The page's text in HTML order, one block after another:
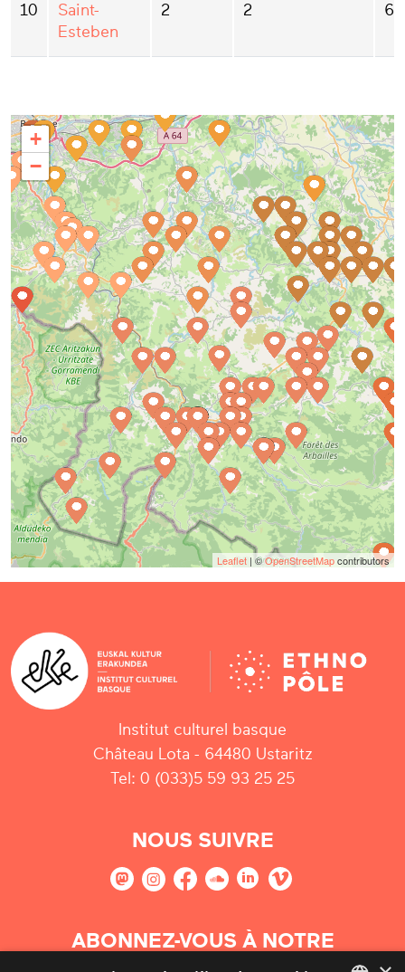
10
Saint-
Esteben
2 2 62
+
−
Leaflet | ©OpenStreetMapcontributors
Institut culturel basque
Château Lota - 64480 Ustaritz
Tel: 0 (033)5 59 93 25 25
NOUS SUIVRE
ABONNEZ-VOUS À NOTRE
NEWSLETTER